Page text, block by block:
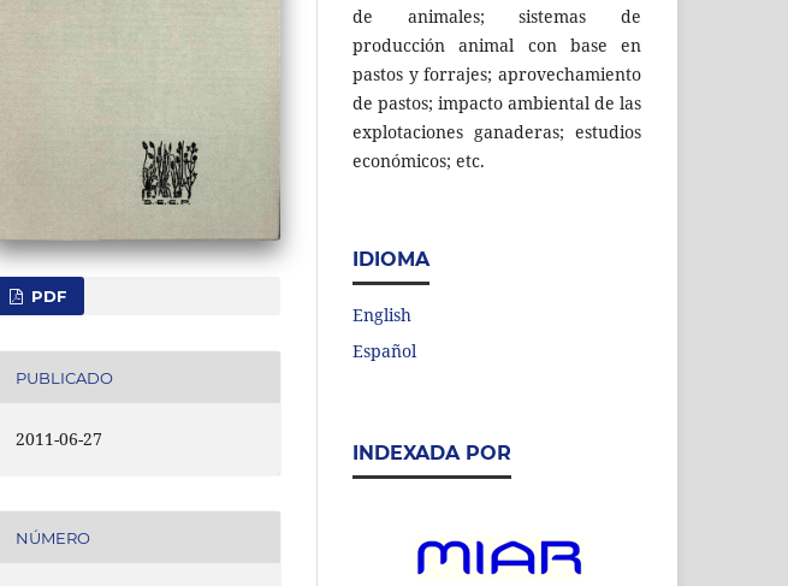
PDF
PUBLICADO
2011-06-27
NÚMERO
de animales; sistemas de
producción animal con base en
pastos y forrajes; aprovechamiento
de pastos; impacto ambiental de las
explotaciones ganaderas; estudios
económicos; etc.
IDIOMA
English
Español
INDEXADA POR